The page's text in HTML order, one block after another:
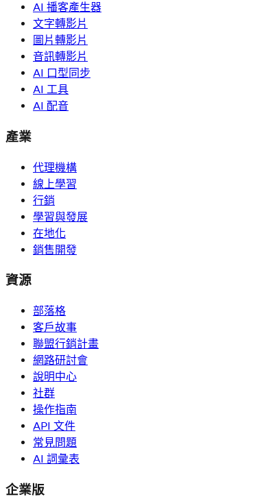
AI 播客產生器
文字轉影片
圖片轉影片
音訊轉影片
AI 口型同步
AI 工具
AI 配音
產業
代理機構
線上學習
行銷
學習與發展
在地化
銷售開發
資源
部落格
客戶故事
聯盟行銷計畫
網路研討會
說明中心
社群
操作指南
API 文件
常見問題
AI 詞彙表
企業版